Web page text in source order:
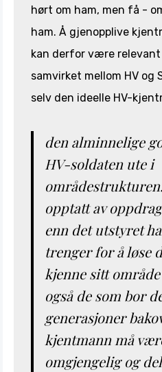
hørt om ham, men få -
ham. Å gjenopplive
kan derfor være relevant
samvirket mellom HV og
selv den ideelle HV-
den alminnelige
HV-soldaten ute i
opptatt av
enn det utstyret
trenger for å løse
kjenne sitt
også de som bor
generasjoner
kjentmann må
omgjengelig og